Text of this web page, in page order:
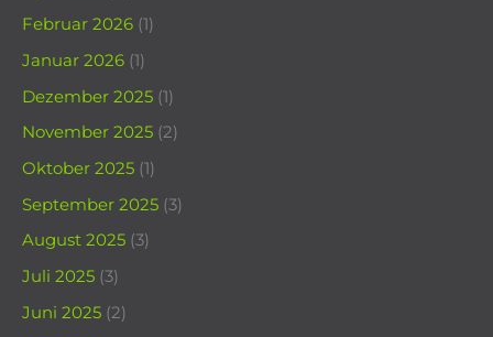
Februar 2026 (1)
Januar 2026 (1)
Dezember 2025 (1)
November 2025 (2)
Oktober 2025 (1)
September 2025 (3)
August 2025 (3)
Juli 2025 (3)
Juni 2025 (2)